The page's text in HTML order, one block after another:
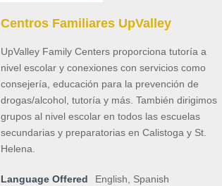
Centros Familiares UpValley
UpValley Family Centers proporciona tutoría a
nivel escolar y conexiones con servicios como
consejería, educación para la prevención de
drogas/alcohol, tutoría y más. También dirigimos
grupos al nivel escolar en todos las escuelas
secundarias y preparatorias en Calistoga y St.
Helena.
Language Offered English, Spanish